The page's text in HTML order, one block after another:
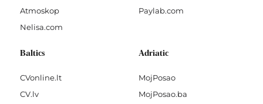
Atmoskop
Nelisa.com
Paylab.com
Baltics
CVonline.lt
CV.lv
Adriatic
MojPosao
MojPosao.ba